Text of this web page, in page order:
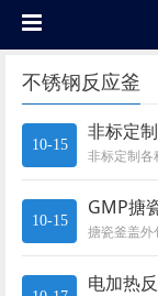
不锈钢反应釜
10-15
非标定
非标定制各
10-15
GMP搪
电加热